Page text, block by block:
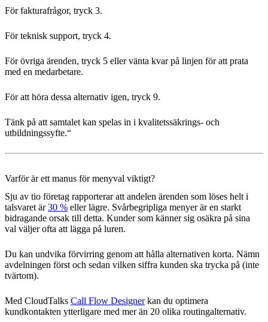
För fakturafrågor, tryck 3.
För teknisk support, tryck 4.
För övriga ärenden, tryck 5 eller vänta kvar på linjen för att prata
med en medarbetare.
För att höra dessa alternativ igen, tryck 9.
Tänk på att samtalet kan spelas in i kvalitetssäkrings- och
utbildningssyfte.“
Varför är ett manus för menyval viktigt?
Sju av tio företag rapporterar att andelen ärenden som löses helt i
talsvaret är30 % eller lägre. Svårbegripliga menyer är en starkt
bidragande orsak till detta. Kunder som känner sig osäkra på sina
val väljer ofta att lägga på luren.
Du kan undvika förvirring genom att hålla alternativen korta. Nämn
avdelningen först och sedan vilken siffra kunden ska trycka på (inte
tvärtom).
Med CloudTalks Call Flow Designerkan du optimera
kundkontakten ytterligare med mer än 20 olika routingalternativ.